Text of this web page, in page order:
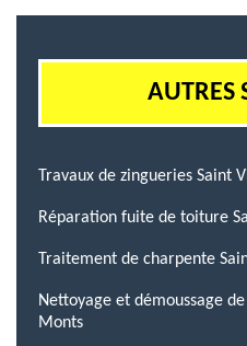
AUTRES
Travaux de zingueries Saint
Réparation fuite de toiture
Traitement de charpente
Nettoyage et démoussage
Monts